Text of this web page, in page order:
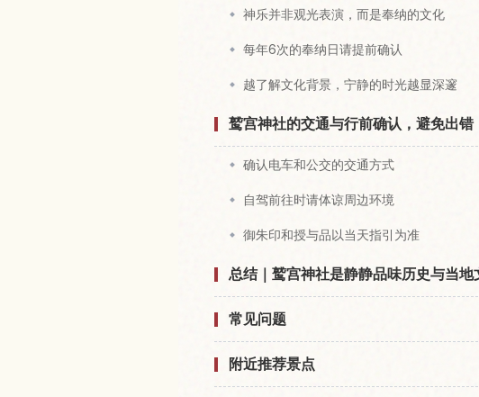
神乐并非观光表演，而是奉纳的文化
每年6次的奉纳日请提前确认
越了解文化背景，宁静的时光越显深邃
鹫宫神社的交通与行前确认，避免出错
确认电车和公交的交通方式
自驾前往时请体谅周边环境
御朱印和授与品以当天指引为准
总结｜鹫宫神社是静静品味历史与当地
常见问题
附近推荐景点